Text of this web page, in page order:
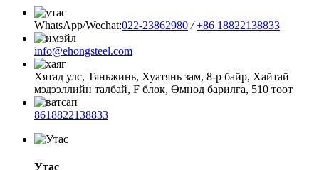
WhatsApp/Wechat:022-23862980 / +86 18822138833
info@ehongsteel.com
Хятад улс, Тяньжинь, Хуатянь зам, 8-р байр, Хайтай
мэдээллийн талбай, F блок, Өмнөд барилга, 510 тоот
8618822138833
Утас